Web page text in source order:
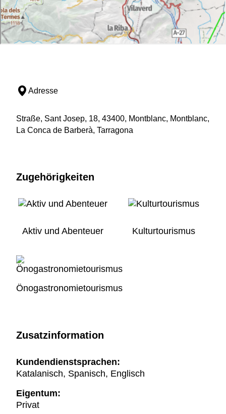
Adresse
Straße, Sant Josep, 18, 43400, Montblanc, Montblanc,
La Conca de Barberà, Tarragona
Zugehörigkeiten
Aktiv und Abenteuer Kulturtourismus
Önogastronomietourismus
Zusatzinformation
Kundendienstsprachen:
Katalanisch, Spanisch, Englisch
Eigentum:
Privat